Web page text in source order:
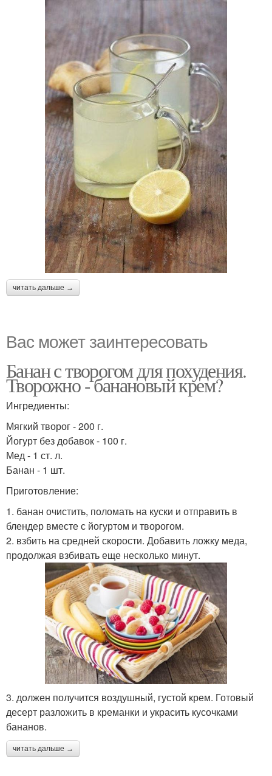
читать дальше →
Вас может заинтересовать
Банан с творогом для похудения.
Творожно - банановый крем?
Ингредиенты:
Мягкий творог - 200 г.
Йогурт без добавок - 100 г.
Мед - 1 ст. л.
Банан - 1 шт.
Приготовление:
1. банан очистить, поломать на куски и отправить в
блендер вместе с йогуртом и творогом.
2. взбить на средней скорости. Добавить ложку меда,
продолжая взбивать еще несколько минут.
3. должен получится воздушный, густой крем. Готовый
десерт разложить в креманки и украсить кусочками
бананов.
читать дальше →